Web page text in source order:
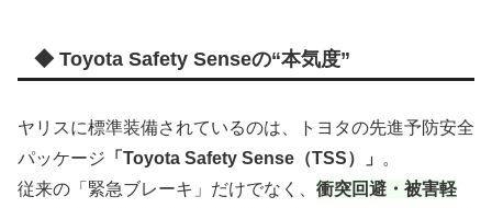
◆ Toyota Safety Senseの“本気度”
ヤリスに標準装備されているのは、トヨタの先進予防安全
パッケージ 「Toyota Safety Sense（TSS）」
。
従来の「緊急ブレーキ」だけでなく、 衝突回避・被害軽